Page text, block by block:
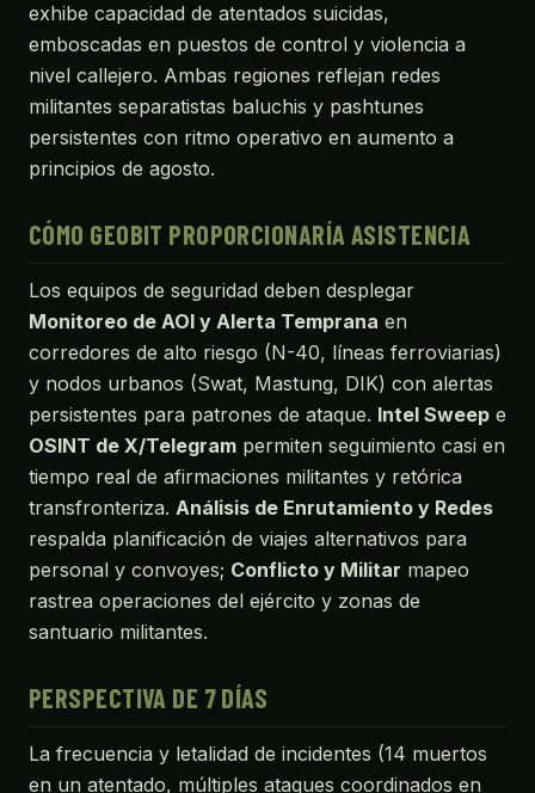
exhibe capacidad de atentados suicidas,
emboscadas en puestos de control y violencia a
nivel callejero. Ambas regiones reflejan redes
militantes separatistas baluchis y pashtunes
persistentes con ritmo operativo en aumento a
principios de agosto.
CÓMO GEOBIT PROPORCIONARÍA ASISTENCIA
Los equipos de seguridad deben desplegar
Monitoreo de AOI y Alerta Temprana en
corredores de alto riesgo (N-40, líneas ferroviarias)
y nodos urbanos (Swat, Mastung, DIK) con alertas
persistentes para patrones de ataque. Intel Sweep e
OSINT de X/Telegram permiten seguimiento casi en
tiempo real de afirmaciones militantes y retórica
transfronteriza. Análisis de Enrutamiento y Redes
respalda planificación de viajes alternativos para
personal y convoyes; Conflicto y Militar mapeo
rastrea operaciones del ejército y zonas de
santuario militantes.
PERSPECTIVA DE 7 DÍAS
La frecuencia y letalidad de incidentes (14 muertos
en un atentado, múltiples ataques coordinados en